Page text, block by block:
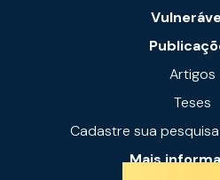
Artigos
Teses
Cadastre sua
Mais